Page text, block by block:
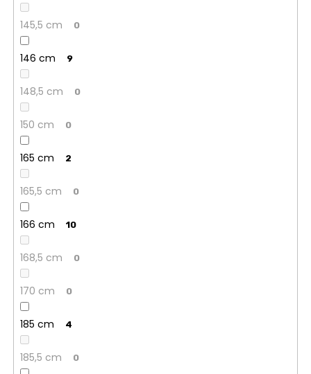
145,5 cm 0
146 cm 9
148,5 cm 0
150 cm 0
165 cm 2
165,5 cm 0
166 cm 10
168,5 cm 0
170 cm 0
185 cm 4
185,5 cm 0